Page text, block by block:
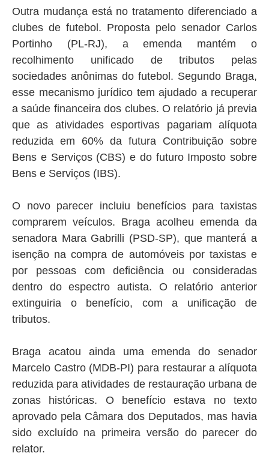
Outra mudança está no tratamento diferenciado a
clubes de futebol. Proposta pelo senador Carlos
Portinho (PL-RJ), a emenda mantém o
recolhimento unificado de tributos pelas
sociedades anônimas do futebol. Segundo Braga,
esse mecanismo jurídico tem ajudado a recuperar
a saúde financeira dos clubes. O relatório já previa
que as atividades esportivas pagariam alíquota
reduzida em 60% da futura Contribuição sobre
Bens e Serviços (CBS) e do futuro Imposto sobre
Bens e Serviços (IBS).
O novo parecer incluiu benefícios para taxistas
comprarem veículos. Braga acolheu emenda da
senadora Mara Gabrilli (PSD-SP), que manterá a
isenção na compra de automóveis por taxistas e
por pessoas com deficiência ou consideradas
dentro do espectro autista. O relatório anterior
extinguiria o benefício, com a unificação de
tributos.
Braga acatou ainda uma emenda do senador
Marcelo Castro (MDB-PI) para restaurar a alíquota
reduzida para atividades de restauração urbana de
zonas históricas. O benefício estava no texto
aprovado pela Câmara dos Deputados, mas havia
sido excluído na primeira versão do parecer do
relator.